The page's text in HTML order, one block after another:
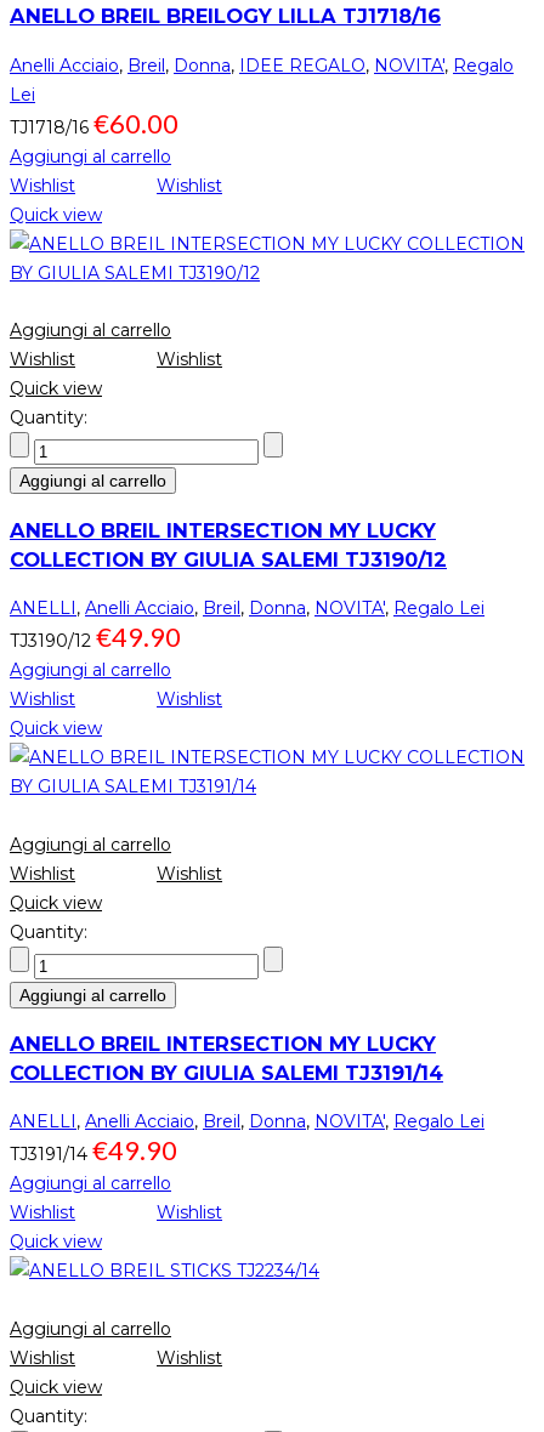
ANELLO BREIL BREILOGY LILLA TJ1718/16
Anelli Acciaio, Breil, Donna, IDEE REGALO, NOVITA', Regalo
Lei
TJ1718/16 €60.00
Aggiungi al carrello
Wishlist
Wishlist
Quick view
Aggiungi al carrello
Wishlist
Wishlist
Quick view
Quantity:
Aggiungi al carrello
ANELLO BREIL INTERSECTION MY LUCKY
COLLECTION BY GIULIA SALEMI TJ3190/12
ANELLI, Anelli Acciaio, Breil, Donna, NOVITA', Regalo Lei
TJ3190/12 €49.90
Aggiungi al carrello
Wishlist
Wishlist
Quick view
Aggiungi al carrello
Wishlist
Wishlist
Quick view
Quantity:
Aggiungi al carrello
ANELLO BREIL INTERSECTION MY LUCKY
COLLECTION BY GIULIA SALEMI TJ3191/14
ANELLI , Anelli Acciaio, Breil , Donna, NOVITA', Regalo Lei
TJ3191/14 €49.90
Aggiungi al carrello
Wishlist
Wishlist
Quick view
Aggiungi al carrello
Wishlist
Wishlist
Quick view
Quantity: